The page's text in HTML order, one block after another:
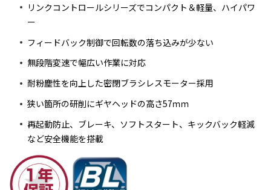
リンクコントロールシリーズでコンパクト＆軽量、ハイパワ
ー
フィードバック制御で回転数の落ち込みが少ない
無段階変速で幅広い作業に対応
耐粉塵性を向上した密閉ブラシレスモーター採用
狭い箇所の研削にギヤヘッドの高さ57ｍｍ
再起動防止、ブレーキ、ソフトスタート、キックバック軽減
など安全機能を搭載